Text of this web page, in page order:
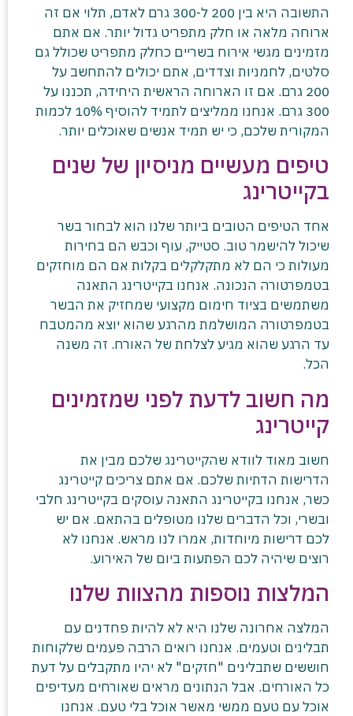
התשובה היא בין 200 ל-300 גרם לאדם, תלוי אם זה
ארוחה מלאה או חלק מתפריט גדול יותר. אם אתם
מזמינים מגשי אירוח בשריים כחלק מתפריט שכולל גם
סלטים, לחמניות וצדדים, אתם יכולים להתחשב על
200 גרם. אם זו הארוחה הראשית היחידה, תכננו על
300 גרם. אנחנו ממליצים לתמיד להוסיף 10% לכמות
המקורית שלכם, כי יש תמיד אנשים שאוכלים יותר.
טיפים מעשיים מניסיון של שנים
בקייטרינג
אחד הטיפים הטובים ביותר שלנו הוא לבחור בשר
שיכול להישמר טוב. סטייק, עוף וכבש הם בחירות
מעולות כי הם לא מתקלקלים בקלות אם הם מוחזקים
בטמפרטורה הנכונה. אנחנו בקייטרינג התאנה
משתמשים בציוד חימום מקצועי שמחזיק את הבשר
בטמפרטורה המושלמת מהרגע שהוא יוצא מהמטבח
עד הרגע שהוא מגיע לצלחת של האורח. זה משנה
הכל.
מה חשוב לדעת לפני שמזמינים
קייטרינג
חשוב מאוד לוודא שהקייטרינג שלכם מבין את
הדרישות הדתיות שלכם. אם אתם צריכים קייטרינג
כשר, אנחנו בקייטרינג התאנה עוסקים בקייטרינג חלבי
ובשרי, וכל הדברים שלנו מטופלים בהתאם. אם יש
לכם דרישות מיוחדות, אמרו לנו מראש. אנחנו לא
רוצים שיהיה לכם הפתעות ביום של האירוע.
המלצות נוספות מהצוות שלנו
המלצה אחרונה שלנו היא לא להיות פחדנים עם
תבלינים וטעמים. אנחנו רואים הרבה פעמים שלקוחות
חוששים שתבלינים "חזקים" לא יהיו מתקבלים על דעת
כל האורחים. אבל הנתונים מראים שאורחים מעדיפים
אוכל עם טעם ממשי מאשר אוכל בלי טעם. אנחנו